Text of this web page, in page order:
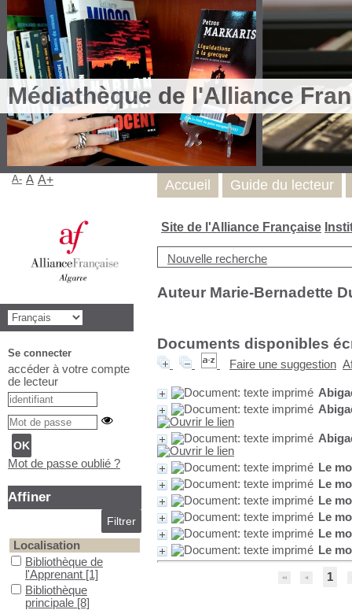
Médiathèque de l'Alliance
Site de l'Alliance Française
Nouvelle recherche
Auteur Marie-Bernadette
Documents disponibles
Faire une suggestion
Le
Le
Le
Le
Le
Le
1
Accueil Guide du lecteur
A- A A+
Se connecter
accéder à votre compte
de lecteur
Mot de passe oublié ?
Affiner
Localisation
Bibliothèque de l'Apprenant
Bibliothèque de
l'Apprenant [1]
Bibliothèque principale
Bibliothèque
principale [8]